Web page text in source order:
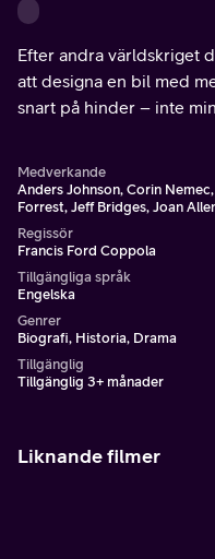
Efter andra världskriget
att designa en bil med
snart på hinder – inte
Medverkande
Anders Johnson, Corin
Forrest, Jeff Bridges, Joan
Regissör
Francis Ford Coppola
Tillgängliga språk
Engelska
Genrer
Biografi, Historia, Drama
Tillgänglig
Tillgänglig 3+ månader
Liknande filmer